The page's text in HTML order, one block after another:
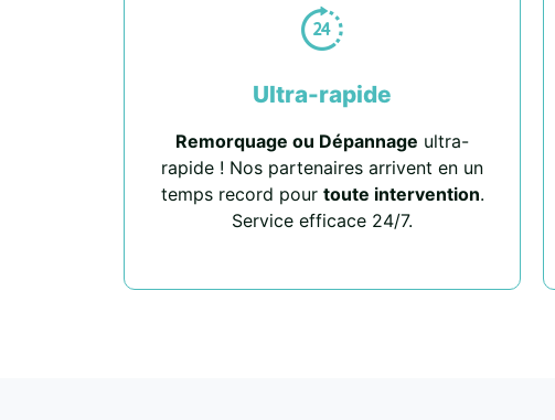
Ultra-rapide
Remorquage ou Dépannage ultra-
rapide ! Nos partenaires arrivent en un
temps record pour toute intervention.
Service efficace 24/7.